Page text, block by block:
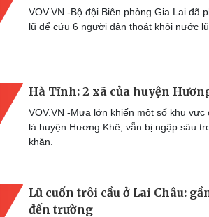
VOV.VN -Bộ đội Biên phòng Gia Lai đã
lũ để cứu 6 người dân thoát khỏi nước lũ.
Hà Tĩnh: 2 xã của huyện
VOV.VN -Mưa lớn khiến một số khu
là huyện Hương Khê, vẫn bị ngập sâu
khăn.
Lũ cuốn trôi cầu ở Lai Châu:
đến trường